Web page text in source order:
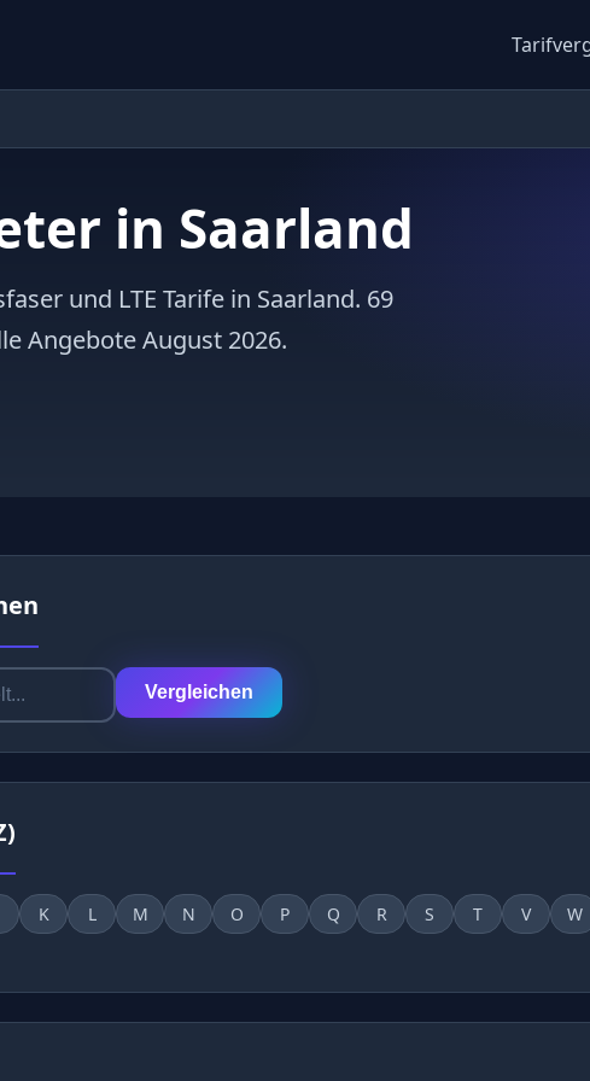
in Saarland
und LTE Tarife in Saarland. 69
Angebote August 2026.
Vergleichen
K L M N O P Q R S T V W